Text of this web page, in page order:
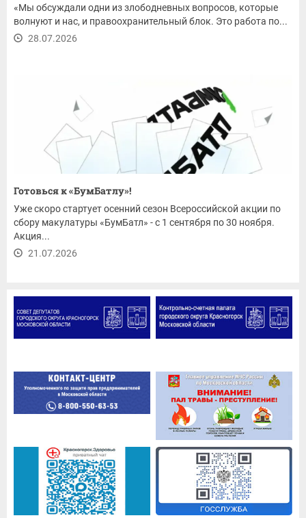
«Мы обсуждали одни из злободневных вопросов, которые
волнуют и нас, и правоохранительный блок. Это работа по...
28.07.2026
Готовься к «БумБатлу»!
Уже скоро стартует осенний сезон Всероссийской акции по
сбору макулатуры «БумБатл» - с 1 сентября по 30 ноября.
Акция...
21.07.2026